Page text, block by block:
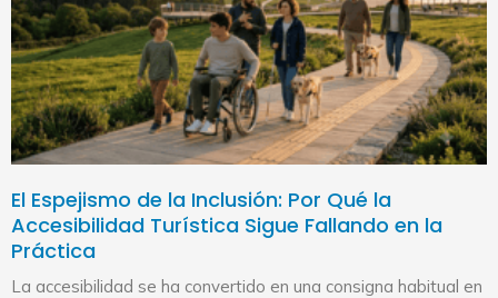
El Espejismo de la Inclusión: Por Qué la
Accesibilidad Turística Sigue Fallando en la
Práctica
La accesibilidad se ha convertido en una consigna habitual en